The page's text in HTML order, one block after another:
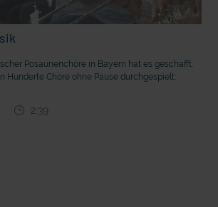
Posaunenchöre in Bayern hat es geschafft:
Hunderte Chöre ohne Pause durchgespielt:
2:39